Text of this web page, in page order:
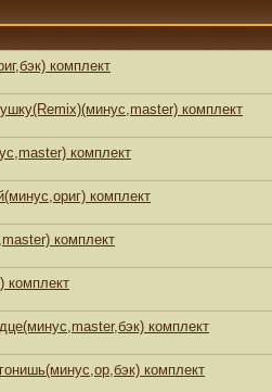
комплект
комплект
комплект
комплект
комплект
комплект
комплект
комплект